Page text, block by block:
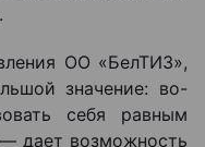
ОО «БелТИЗ»,
значение: во-
себя равным
дает возможность